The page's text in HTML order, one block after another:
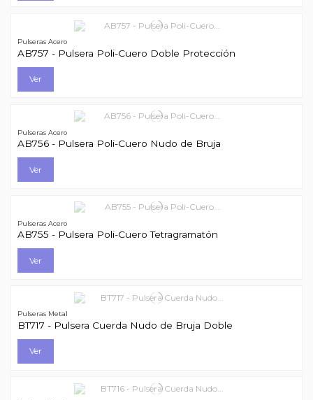
Pulseras Acero
AB757 - Pulsera Poli-Cuero Doble Protección
Ver
Pulseras Acero
AB756 - Pulsera Poli-Cuero Nudo de Bruja
Ver
Pulseras Acero
AB755 - Pulsera Poli-Cuero Tetragramatón
Ver
Pulseras Metal
BT717 - Pulsera Cuerda Nudo de Bruja Doble
Ver